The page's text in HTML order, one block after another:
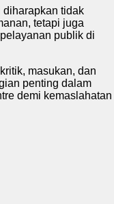
diharapkan tidak
tetapi juga
publik di
masukan, dan
penting dalam
demi kemaslahatan